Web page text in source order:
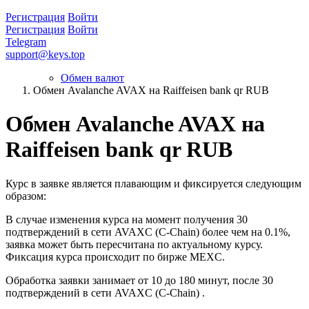
Регистрация Войти
Регистрация Войти
Telegram
support@keys.top
Обмен валют
Обмен Avalanche AVAX на Raiffeisen bank qr RUB
Обмен Avalanche AVAX на
Raiffeisen bank qr RUB
Курс в заявке является плавающим и фиксируется следующим
образом:
В случае изменения курса на момент получения 30
подтверждений в сети AVAXC (C-Chain) более чем на 0.1%,
заявка может быть пересчитана по актуальному курсу.
Фиксация курса происходит по бирже MEXC.
Обработка заявки занимает от 10 до 180 минут, после 30
подтверждений в сети AVAXC (C-Chain) .